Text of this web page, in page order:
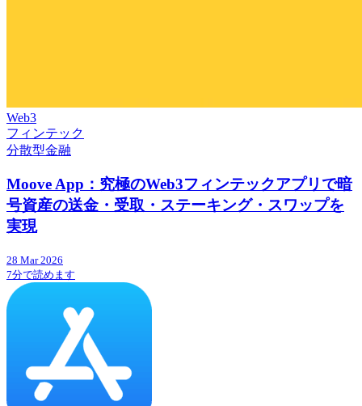
Web3
フィンテック
分散型金融
Moove App：究極のWeb3フィンテックアプリで暗
号資産の送金・受取・ステーキング・スワップを
実現
28 Mar 2026
7分で読めます